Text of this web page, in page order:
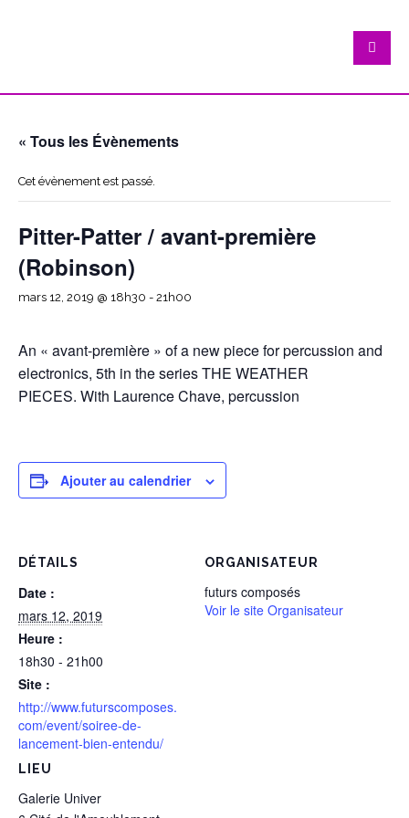
« Tous les Évènements
Cet évènement est passé.
Pitter-Patter / avant-première
(Robinson)
mars 12, 2019 @ 18h30 - 21h00
An « avant-première » of a new piece for percussion and
electronics, 5th in the series THE WEATHER
PIECES. With Laurence Chave, percussion
Ajouter au calendrier
DÉTAILS
Date :
mars 12, 2019
Heure :
18h30 - 21h00
Site :
http://www.futurscomposes.
com/event/soiree-de-
lancement-bien-entendu/
LIEU
Galerie Univer
ORGANISATEUR
futurs composés
Voir le site Organisateur